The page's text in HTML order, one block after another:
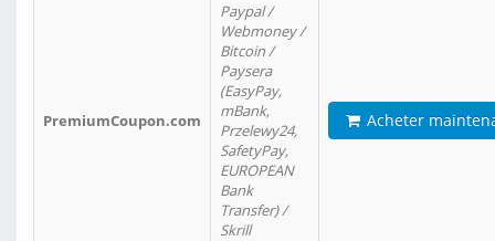
PremiumCoupon.com
Paypal /
Webmoney /
Bitcoin /
Paysera
(EasyPay,
mBank,
Przelewy24,
SafetyPay,
EUROPEAN
Bank
Transfer) /
Skrill
Acheter